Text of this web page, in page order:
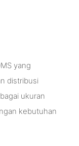
yang
distribusi
ukuran
kebutuhan